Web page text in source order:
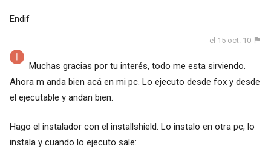
Endif
el 15 oct. 10
Muchas gracias por tu interés, todo me esta sirviendo.
Ahora m anda bien acá en mi pc. Lo ejecuto desde fox y desde
el ejecutable y andan bien.
Hago el instalador con el installshield. Lo instalo en otra pc, lo
instala y cuando lo ejecuto sale: